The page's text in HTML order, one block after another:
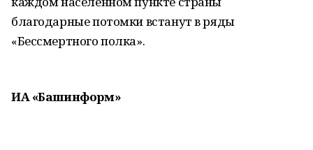
благодарные потомки встанут в ряды
«Бессмертного полка».
ИА «Башинформ»